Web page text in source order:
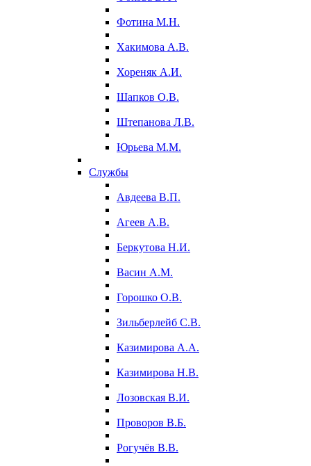
Фотина М.Н.
Хакимова А.В.
Хореняк А.И.
Шапков О.В.
Штепанова Л.В.
Юрьева М.М.
Службы
Авдеева В.П.
Агеев А.В.
Беркутова Н.И.
Васин А.М.
Горошко О.В.
Зильберлейб С.В.
Казимирова А.А.
Казимирова Н.В.
Лозовская В.И.
Проворов В.Б.
Рогучёв В.В.